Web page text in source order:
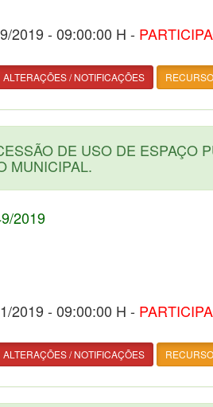
2019 - 09:00:00 H -
ALTERAÇÕES / NOTIFICAÇÕES
DE USO DE ESPAÇO
MUNICIPAL.
2019
2019 - 09:00:00 H -
ALTERAÇÕES / NOTIFICAÇÕES